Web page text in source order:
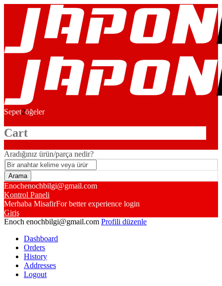
Sepet2öğeler
Cart
Aradığınız ürün/parça nedir?
Enochenochbilgi@gmail.com
Kontrol Paneli
Merhaba MisafirFor better experience login
Giriş
Enoch enochbilgi@gmail.com Profili düzenle
Dashboard
Orders
History
Addresses
Logout